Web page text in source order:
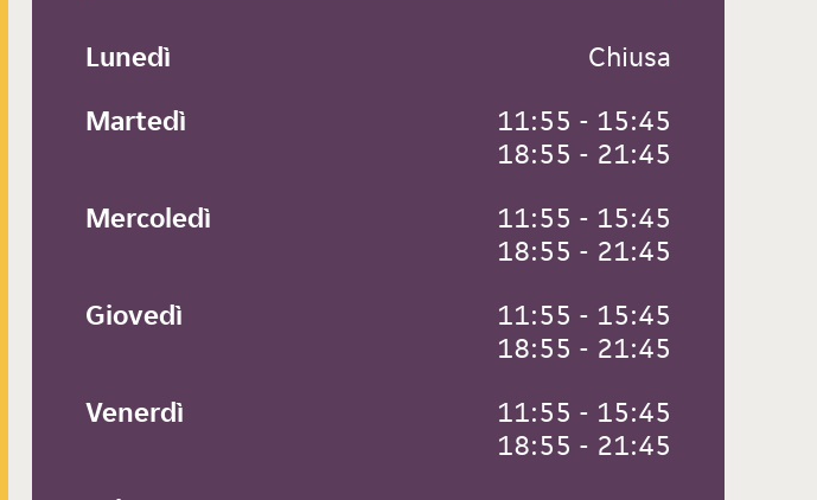
Lunedì
Chiusa
Martedì
11:55 - 15:45
18:55 - 21:45
Mercoledì
11:55 - 15:45
18:55 - 21:45
Giovedì
11:55 - 15:45
18:55 - 21:45
Venerdì
11:55 - 15:45
18:55 - 21:45